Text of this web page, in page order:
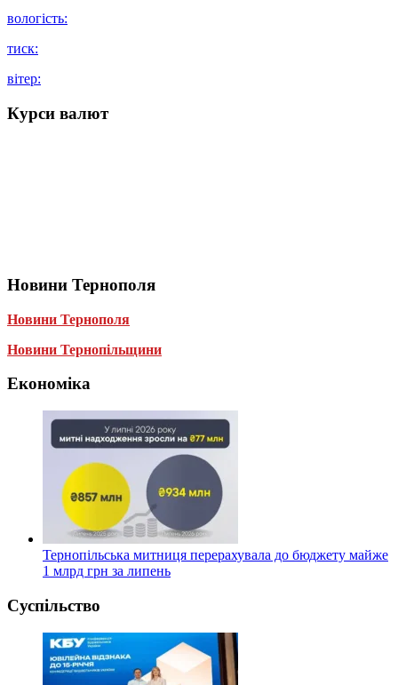
вологість:
тиск:
вітер:
Курси валют
Новини Тернополя
Новини Тернополя
Новини Тернопільщини
Економіка
Тернопільська митниця перерахувала до бюджету майже
1 млрд грн за липень
Суспільство